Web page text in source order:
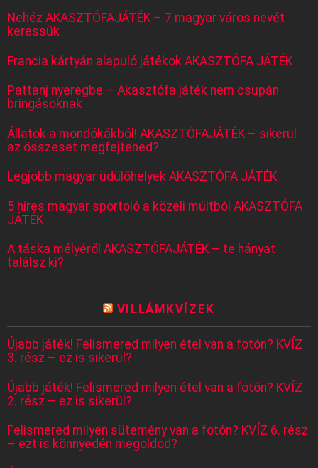
Nehéz AKASZTÓFAJÁTÉK – 7 magyar város nevét
keressük
Francia kártyán alapuló játékok AKASZTÓFA JÁTÉK
Pattanj nyeregbe – Akasztófa játék nem csupán
bringásoknak
Állatok a mondókákból! AKASZTÓFAJÁTÉK – sikerül
az összeset megfejtened?
Legjobb magyar üdülőhelyek AKASZTÓFA JÁTÉK
5 híres magyar sportoló a közeli múltból AKASZTÓFA
JÁTÉK
A táska mélyéről AKASZTÓFAJÁTÉK – te hányat
találsz ki?
VILLÁMKVÍZEK
Újabb játék! Felismered milyen étel van a fotón? KVÍZ
3. rész – ez is sikerül?
Újabb játék! Felismered milyen étel van a fotón? KVÍZ
2. rész – ez is sikerül?
Felismered milyen sütemény van a fotón? KVÍZ 6. rész
– ezt is könnyedén megoldod?